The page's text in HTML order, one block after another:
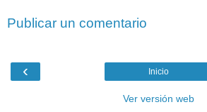
Publicar un comentario
‹ Inicio
Ver versión web